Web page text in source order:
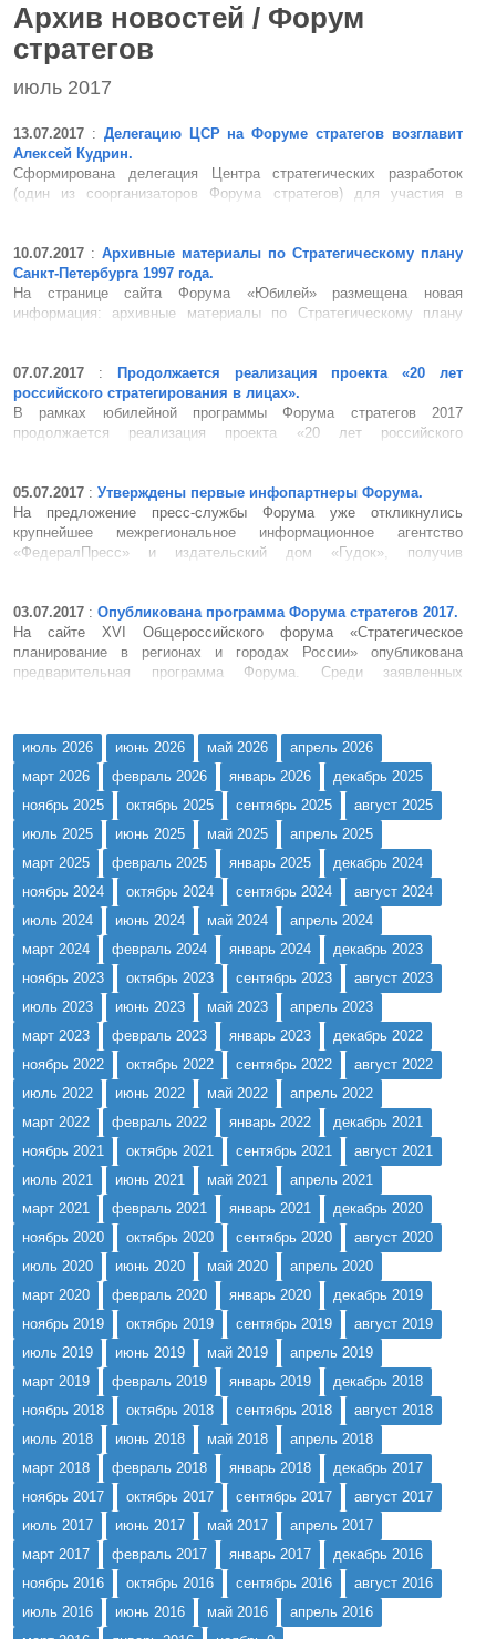
Архив новостей / Форум
стратегов
июль 2017
13.07.2017 : Делегацию ЦСР на Форуме стратегов возглавит
Алексей Кудрин.
Сформирована делегация Центра стратегических разработок
(один из соорганизаторов Форума стратегов) для участия в
Демидов, руководитель департамента коммуникаций ЦСР, а
также эксперты &nb...
10.07.2017 : Архивные материалы по Стратегическому плану
Санкт-Петербурга 1997 года.
На странице сайта Форума «Юбилей» размещена новая
информация: архивные материалы по Стратегическому плану
«Стратегическое планирование в регионах и городах России&r...
07.07.2017 :
Продолжается реализация проекта «20 лет
российского стратегирования в лицах».
В рамках юбилейной программы Форума стратегов 2017
продолжается реализация проекта «20 лет российского
консультантов и практиков, пионеров и мэтров стратегичес...
05.07.2017 : Утверждены первые инфопартнеры Форума.
На предложение пресс-службы Форума уже откликнулись
крупнейшее межрегиональное информационное агентство
«ФедералПресс» и издательский дом «Гудок», получив
03.07.2017 : Опубликована программа Форума стратегов 2017.
На сайте XVI Общероссийского форума «Стратегическое
планирование в регионах и городах России» опубликована
предварительная программа Форума. Среди заявленных
инструменты управл...
июль 2026
июнь 2026 май 2026
апрель 2026
март 2026
февраль 2026 январь 2026
декабрь 2025
ноябрь 2025
октябрь 2025 сентябрь 2025
август 2025
июль 2025
июнь 2025 май 2025
апрель 2025
март 2025
февраль 2025 январь 2025
декабрь 2024
ноябрь 2024
октябрь 2024 сентябрь 2024
август 2024
июль 2024
июнь 2024 май 2024
апрель 2024
март 2024
февраль 2024 январь 2024
декабрь 2023
ноябрь 2023
октябрь 2023 сентябрь 2023
август 2023
июль 2023
июнь 2023 май 2023
апрель 2023
март 2023
февраль 2023 январь 2023
декабрь 2022
ноябрь 2022
октябрь 2022 сентябрь 2022
август 2022
июль 2022
июнь 2022 май 2022
апрель 2022
март 2022
февраль 2022 январь 2022
декабрь 2021
ноябрь 2021
октябрь 2021 сентябрь 2021
август 2021
июль 2021
июнь 2021 май 2021
апрель 2021
март 2021
февраль 2021 январь 2021
декабрь 2020
ноябрь 2020
октябрь 2020 сентябрь 2020
август 2020
июль 2020
июнь 2020 май 2020
апрель 2020
март 2020
февраль 2020 январь 2020
декабрь 2019
ноябрь 2019
октябрь 2019 сентябрь 2019
август 2019
июль 2019
июнь 2019 май 2019
апрель 2019
март 2019
февраль 2019 январь 2019
декабрь 2018
ноябрь 2018
октябрь 2018 сентябрь 2018
август 2018
июль 2018
июнь 2018 май 2018
апрель 2018
март 2018
февраль 2018 январь 2018
декабрь 2017
ноябрь 2017
октябрь 2017 сентябрь 2017
август 2017
июль 2017
июнь 2017 май 2017
апрель 2017
март 2017
февраль 2017 январь 2017
декабрь 2016
ноябрь 2016
октябрь 2016 сентябрь 2016
август 2016
июль 2016
июнь 2016 май 2016
апрель 2016